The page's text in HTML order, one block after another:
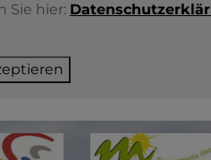
Sie hier: